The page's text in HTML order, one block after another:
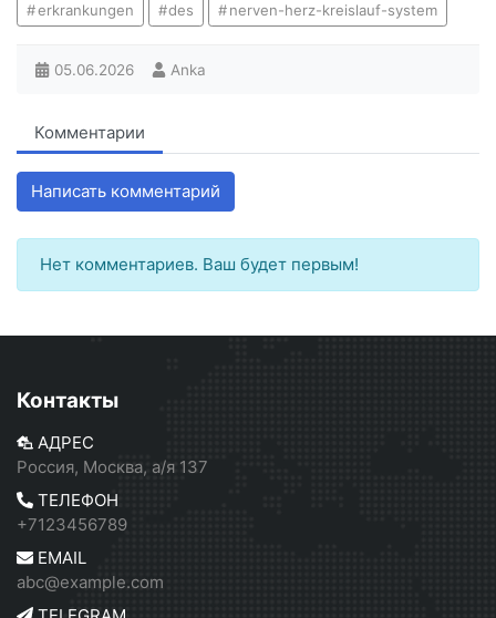
erkrankungen des nerven-herz-kreislauf-system
05.06.2026 Anka
Комментарии
Написать комментарий
Нет комментариев. Ваш будет первым!
Контакты
АДРЕС
Россия, Москва, а/я 137
ТЕЛЕФОН
+7123456789
EMAIL
abc@example.com